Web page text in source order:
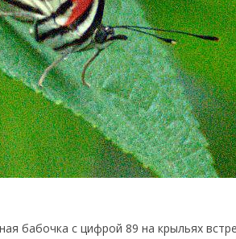
бабочка с цифрой 89 на крыльях